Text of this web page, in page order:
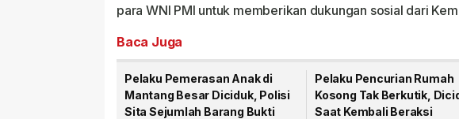
para WNI PMI untuk memberikan dukungan sosial dari
Baca Juga
Pelaku Pemerasan Anak di
Mantang Besar Diciduk, Polisi
Sita Sejumlah Barang Bukti
Pelaku Pencurian Rumah
Kosong Tak Berkutik,
Saat Kembali Beraksi